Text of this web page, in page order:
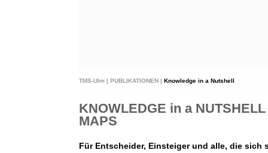
TMS-Ulm | PUBLIKATIONEN | Knowledge in a Nutshell
KNOWLEDGE in a
MAPS
Für Entscheider, Einsteiger und alle, die sich